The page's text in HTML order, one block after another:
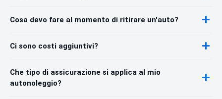
Cosa devo fare al momento di ritirare un'auto?
Ci sono costi aggiuntivi?
Che tipo di assicurazione si applica al mio
autonoleggio?